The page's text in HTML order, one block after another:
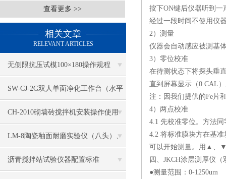
查看更多 >>
相关文章
RELEVANT ARTICLES
无侧限抗压试模100×180操作规程
SW-CJ-2G双人单面净化工作台（水平
送风）
CH-2010砌墙砖搅拌机安装操作使用
LM-8陶瓷釉面耐磨实验仪（八头）、
釉面耐磨仪结构及工作原理
沥青搅拌站试验仪器配置标准
按下ON键后仪器听到
经过一段时间不使用仪
2）测量
仪器会自动感应被测基
3）零位校准
在待测状态下将探头垂
直到屏幕显示（0 CAL
注：因我们提供的Fe片
4）两点校准
4.1 先校准零位。方法
4.2 将标准膜块方在基
可以开始测量。用▲、
四、JKCH涂层测厚仪
●测量范围：0-1250um